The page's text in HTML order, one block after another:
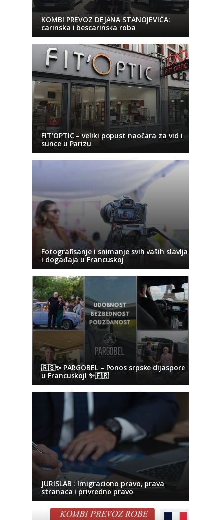
KOMBI PREVOZ DEJANA STANOJEVIĆA:
carinska i bescarinska roba
FIT’OPTIC – veliki popust naočara za vid i
sunce u Parizu
Fotografisanje i snimanje svih vaših slavlja
i događaja u Francuskoj
🇷🇸✨ PARGOBEL – Ponos srpske dijaspore
u Francuskoj! ✨🇫🇷
JURISLAB : Imigraciono pravo, prava
stranaca i privredno pravo